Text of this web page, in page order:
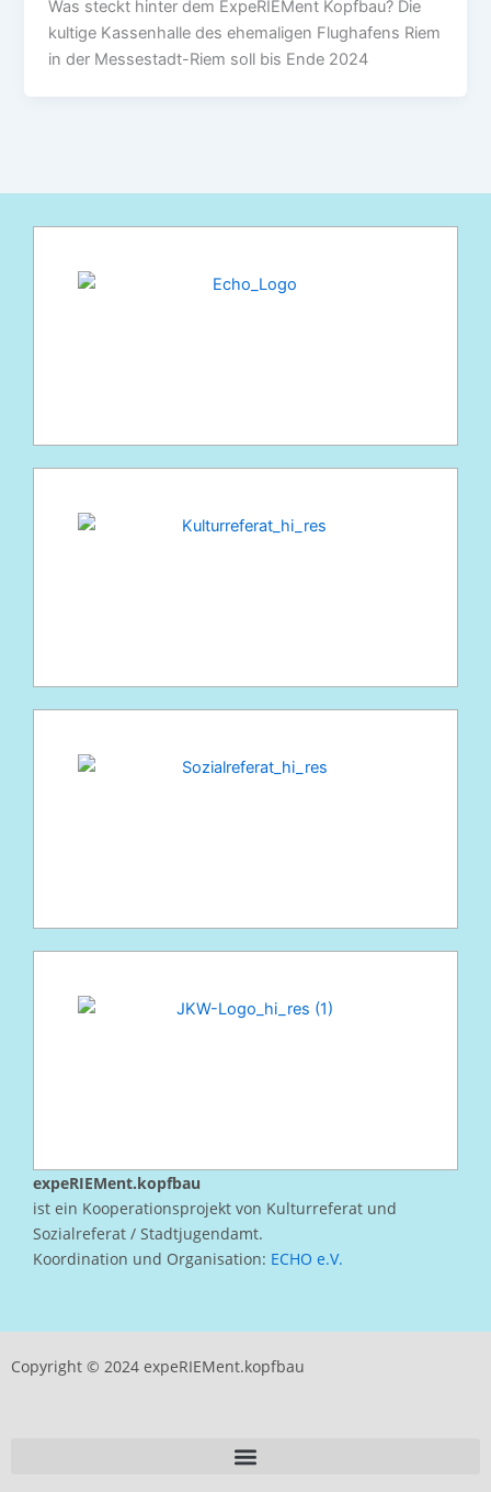
Was steckt hinter dem ExpeRIEMent Kopfbau? Die
kultige Kassenhalle des ehemaligen Flughafens Riem
in der Messestadt-Riem soll bis Ende 2024
expeRIEMent.kopfbau
ist ein Kooperationsprojekt von Kulturreferat und
Sozialreferat / Stadtjugendamt.
Koordination und Organisation: ECHO e.V.
Copyright © 2024 expeRIEMent.kopfbau